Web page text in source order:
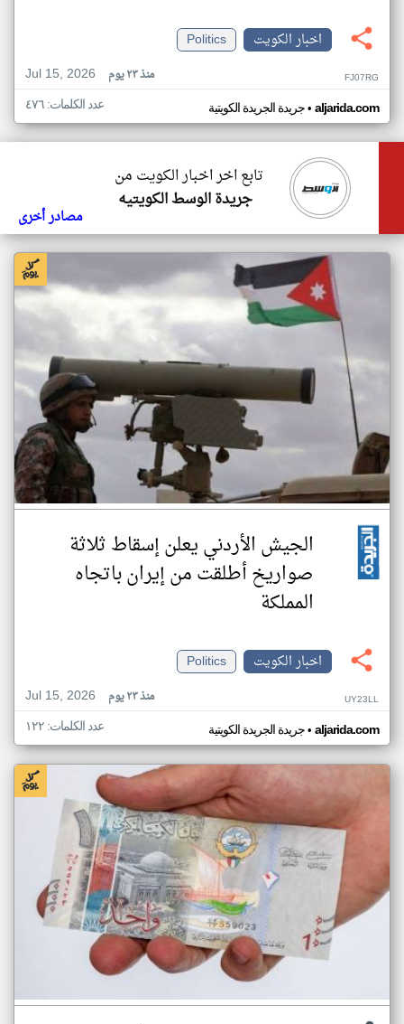
اخبار الكويت
Politics
Jul 15, 2026
منذ ٢٣ يوم FJ07RG
جريدة الجريدة الكويتية• aljarida.com عدد الكلمات: ٤٧٦
تابع اخر اخبار الكويت من
جريدة الوسط الكويتيه
مصادر أخرى
الجيش الأردني يعلن إسقاط ثلاثة
صواريخ أطلقت من إيران باتجاه
المملكة
اخبار الكويت
Politics
Jul 15, 2026
منذ ٢٣ يوم UY23LL
جريدة الجريدة الكويتية• aljarida.com عدد الكلمات: ١٢٢